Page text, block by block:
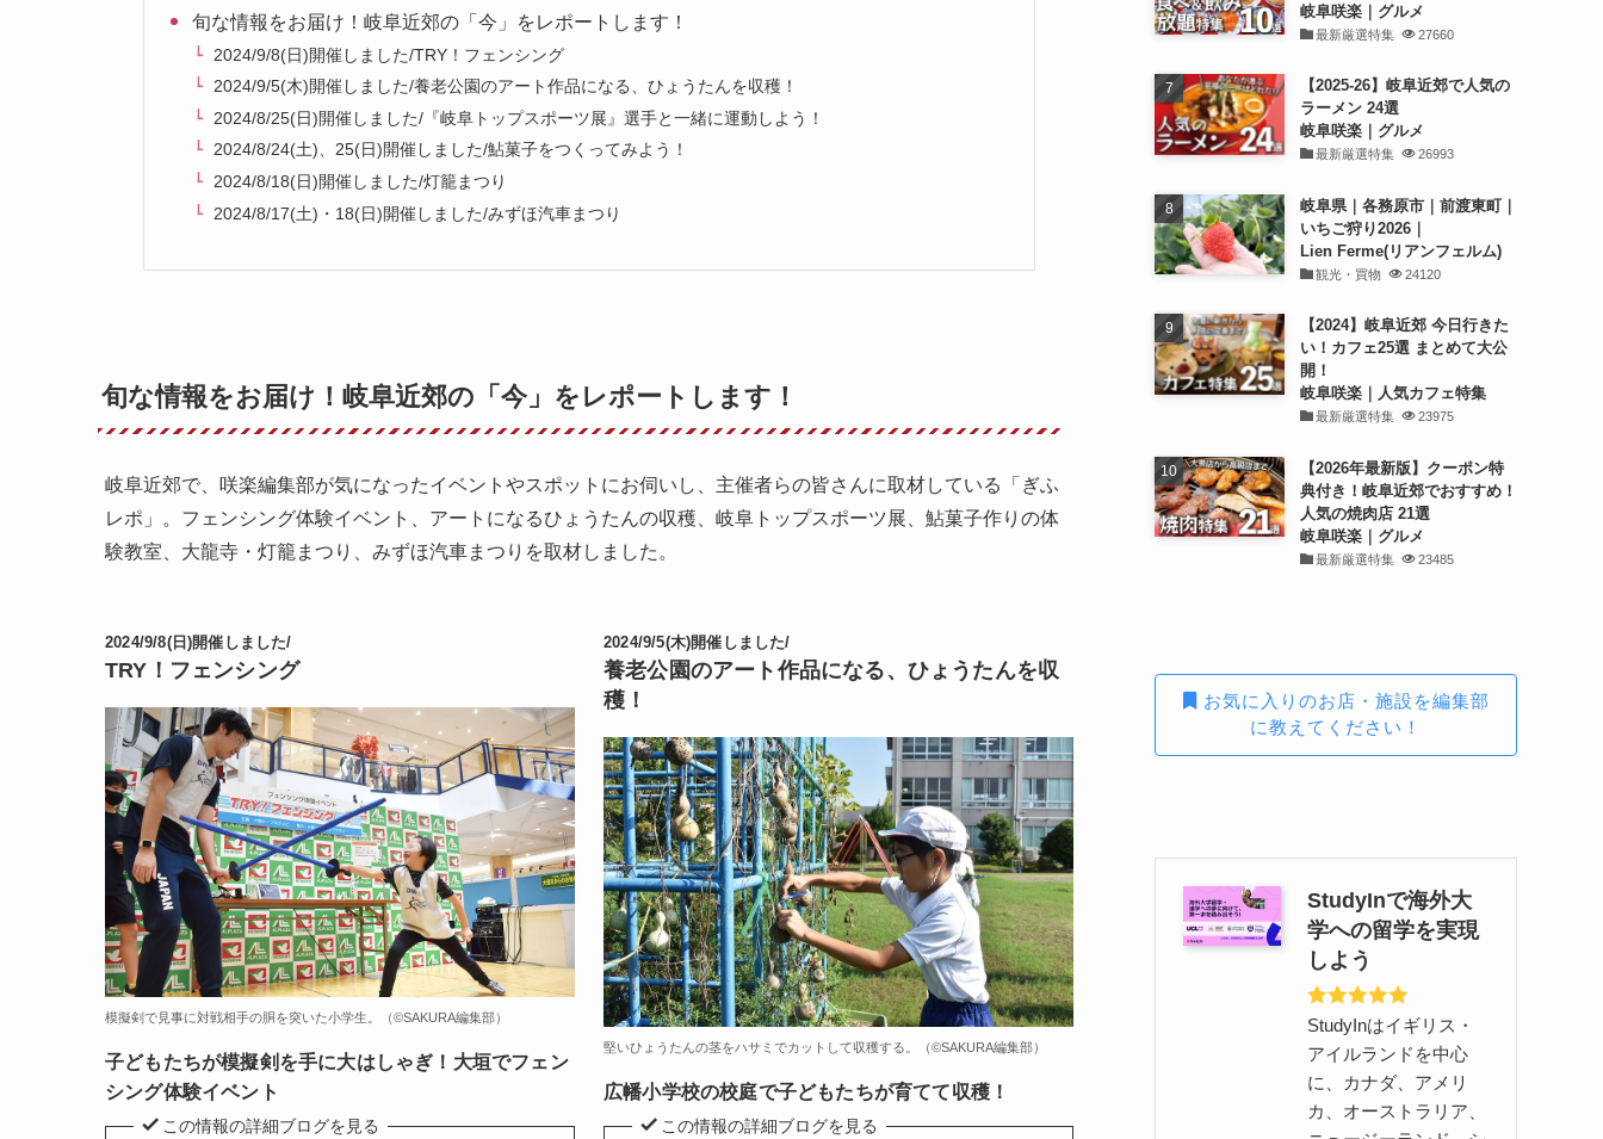
旬な情報をお届け！岐阜近郊の「今」をレポートします！
2024/9/8(日)開催しました/TRY！フェンシング
2024/9/5(木)開催しました/養老公園のアート作品になる、ひょうたんを収穫！
2024/8/25(日)開催しました/『岐阜トップスポーツ展』選手と一緒に運動しよう！
2024/8/24(土)、25(日)開催しました/鮎菓子をつくってみよう！
2024/8/18(日)開催しました/灯籠まつり
2024/8/17(土)・18(日)開催しました/みずほ汽車まつり
旬な情報をお届け！岐阜近郊の「今」をレポートします！
岐阜近郊で、咲楽編集部が気になったイベントやスポットにお伺いし、主催者らの皆さんに取材している「ぎふ
レポ」。フェンシング体験イベント、アートになるひょうたんの収穫、岐阜トップスポーツ展、鮎菓子作りの体
験教室、大龍寺・灯籠まつり、みずほ汽車まつりを取材しました。
2024/9/8(日)開催しました/
TRY！フェンシング
模擬剣で見事に対戦相手の胴を突いた小学生。（©️SAKURA編集部）
子どもたちが模擬剣を手に大はしゃぎ！大垣でフェン
シング体験イベント
この情報の詳細ブログを見る
2024/9/5(木)開催しました/
養老公園のアート作品になる、ひょうたんを収
穫！
堅いひょうたんの茎をハサミでカットして収穫する。（©️SAKURA編集部）
広幡小学校の校庭で子どもたちが育てて収穫！
この情報の詳細ブログを見る
岐阜咲楽｜グルメ
最新厳選特集 27660
【2025-26】岐阜近郊で人気の
ラーメン 24選
岐阜咲楽｜グルメ
最新厳選特集 26993
岐阜県｜各務原市｜前渡東町｜
いちご狩り2026｜
Lien Ferme(リアンフェルム)
観光・買物 24120
【2024】岐阜近郊 今日行きた
い！カフェ25選 まとめて大公
開！
岐阜咲楽｜人気カフェ特集
最新厳選特集 23975
【2026年最新版】クーポン特
典付き！岐阜近郊でおすすめ！
人気の焼肉店 21選
岐阜咲楽｜グルメ
最新厳選特集 23485
お気に入りのお店・施設を編集部
に教えてください！
StudyInで海外大
学への留学を実現
しよう
StudyInはイギリス・
アイルランドを中心
に、カナダ、アメリ
カ、オーストラリア、